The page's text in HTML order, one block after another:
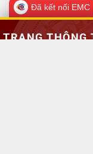
Đã kết nối EMC
TRANG